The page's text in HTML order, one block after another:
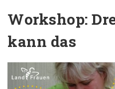
Workshop:
kann das